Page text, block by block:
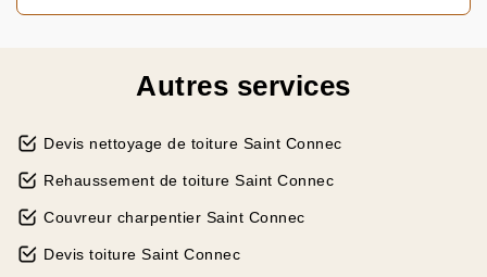
Autres services
Devis nettoyage de toiture Saint Connec
Rehaussement de toiture Saint Connec
Couvreur charpentier Saint Connec
Devis toiture Saint Connec